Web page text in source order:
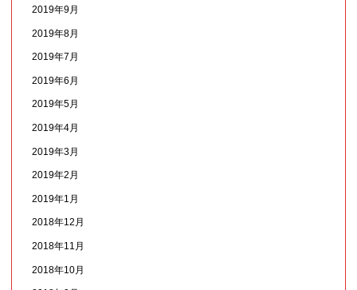
2019年9月
2019年8月
2019年7月
2019年6月
2019年5月
2019年4月
2019年3月
2019年2月
2019年1月
2018年12月
2018年11月
2018年10月